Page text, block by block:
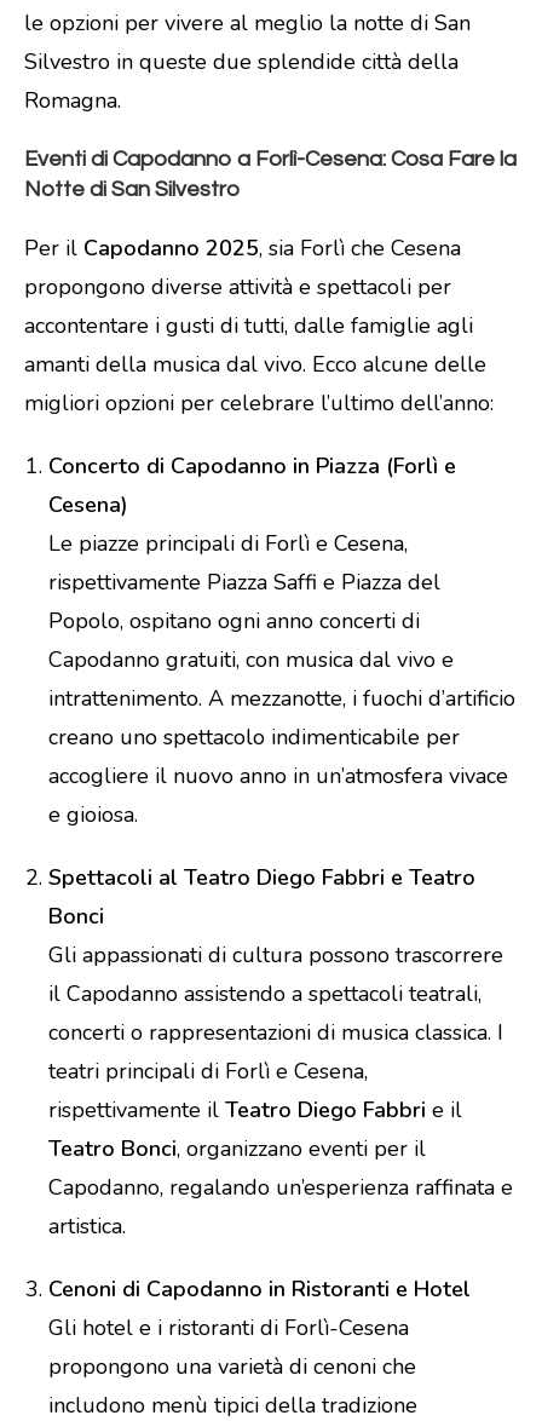
le opzioni per vivere al meglio la notte di San
Silvestro in queste due splendide città della
Romagna.
Eventi di Capodanno a Forlì-Cesena: Cosa Fare la
Notte di San Silvestro
Per il Capodanno 2025, sia Forlì che Cesena
propongono diverse attività e spettacoli per
accontentare i gusti di tutti, dalle famiglie agli
amanti della musica dal vivo. Ecco alcune delle
migliori opzioni per celebrare l’ultimo dell’anno:
Concerto di Capodanno in Piazza (Forlì e
Cesena)
Le piazze principali di Forlì e Cesena,
rispettivamente Piazza Saffi e Piazza del
Popolo, ospitano ogni anno concerti di
Capodanno gratuiti, con musica dal vivo e
intrattenimento. A mezzanotte, i fuochi d’artificio
creano uno spettacolo indimenticabile per
accogliere il nuovo anno in un’atmosfera vivace
e gioiosa.
Spettacoli al Teatro Diego Fabbri e Teatro
Bonci
Gli appassionati di cultura possono trascorrere
il Capodanno assistendo a spettacoli teatrali,
concerti o rappresentazioni di musica classica. I
teatri principali di Forlì e Cesena,
rispettivamente il Teatro Diego Fabbri e il
Teatro Bonci, organizzano eventi per il
Capodanno, regalando un’esperienza raffinata e
artistica.
Cenoni di Capodanno in Ristoranti e Hotel
Gli hotel e i ristoranti di Forlì-Cesena
propongono una varietà di cenoni che
includono menù tipici della tradizione